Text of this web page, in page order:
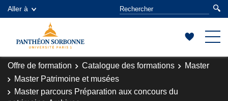
Aller à
Offre de formation Catalogue des formations
Master
Master Patrimoine et musées
Master parcours Préparation aux concours du